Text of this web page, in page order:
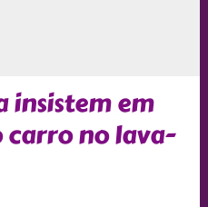
insistem em
no lava-